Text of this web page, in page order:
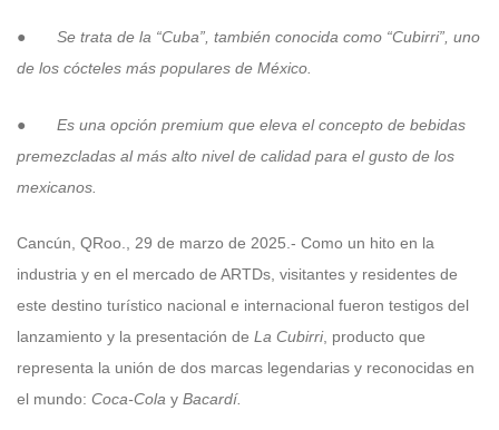
● Se trata de la “Cuba”, también conocida como “Cubirri”, uno
de los cócteles más populares de México.
● Es una opción premium que eleva el concepto de bebidas
premezcladas al más alto nivel de calidad para el gusto de los
mexicanos.
Cancún, QRoo., 29 de marzo de 2025.- Como un hito en la
industria y en el mercado de ARTDs, visitantes y residentes de
este destino turístico nacional e internacional fueron testigos del
lanzamiento y la presentación de La Cubirri, producto que
representa la unión de dos marcas legendarias y reconocidas en
el mundo: Coca-Cola y Bacardí.